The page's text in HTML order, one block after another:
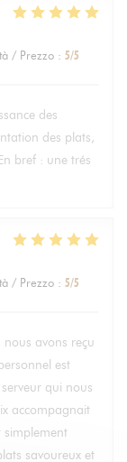
/ Prezzo : 5/5
des
des plats,
bref : une trés
/ Prezzo : 5/5
nous avons reçu
est
qui nous
accompagnait
savoureux et